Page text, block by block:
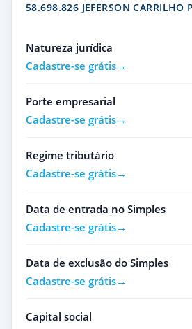
58.698.826 JEFERSON CARRILHO
Natureza jurídica
Cadastre-se grátis
Porte empresarial
Cadastre-se grátis
Regime tributário
Cadastre-se grátis
Data de entrada no Simples
Cadastre-se grátis
Data de exclusão do Simples
Cadastre-se grátis
Capital social